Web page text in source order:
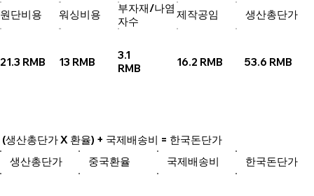
원단비용 제작공임
워싱비용 생산총단가
부자재/나염
자수
21.3 RMB 13 RMB
3.1
RMB
16.2 RMB 53.6 RMB
(생산총단가 X 환율) + 국제배송비 = 한국돈단가
생산총단가 국제배송비
중국환율 한국돈단가